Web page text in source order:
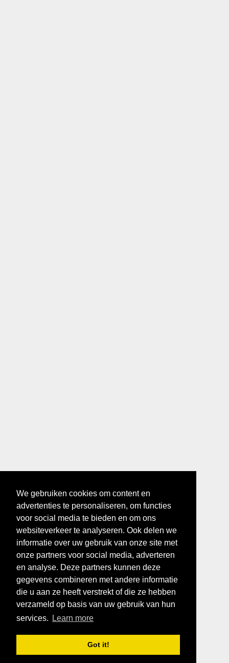
We gebruiken cookies om content en
advertenties te personaliseren, om functies
voor social media te bieden en om ons
websiteverkeer te analyseren. Ook delen we
informatie over uw gebruik van onze site met
onze partners voor social media, adverteren
en analyse. Deze partners kunnen deze
gegevens combineren met andere informatie
die u aan ze heeft verstrekt of die ze hebben
verzameld op basis van uw gebruik van hun
services.
Learn more
Got it!